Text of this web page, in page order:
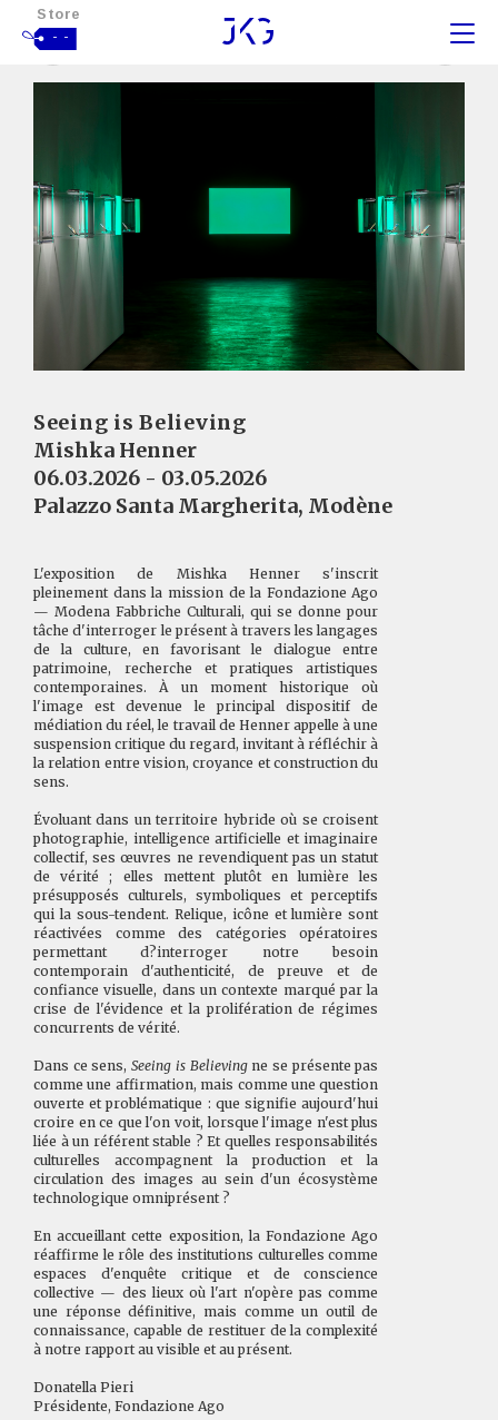
Store
- -
Seeing is Believing
Mishka Henner
06.03.2026 - 03.05.2026
Palazzo Santa Margherita, Modène
L'exposition de Mishka Henner s'inscrit
pleinement dans la mission de la Fondazione Ago
— Modena Fabbriche Culturali, qui se donne pour
tâche d'interroger le présent à travers les langages
de la culture, en favorisant le dialogue entre
patrimoine, recherche et pratiques artistiques
contemporaines. À un moment historique où
l'image est devenue le principal dispositif de
médiation du réel, le travail de Henner appelle à une
suspension critique du regard, invitant à réfléchir à
la relation entre vision, croyance et construction du
sens.
Évoluant dans un territoire hybride où se croisent
photographie, intelligence artificielle et imaginaire
collectif, ses œuvres ne revendiquent pas un statut
de vérité ; elles mettent plutôt en lumière les
présupposés culturels, symboliques et perceptifs
qui la sous-tendent. Relique, icône et lumière sont
réactivées comme des catégories opératoires
permettant d?interroger notre besoin
contemporain d'authenticité, de preuve et de
confiance visuelle, dans un contexte marqué par la
crise de l'évidence et la prolifération de régimes
concurrents de vérité.
Dans ce sens,Seeing is Believingne se présente pas
comme une affirmation, mais comme une question
ouverte et problématique : que signifie aujourd'hui
croire en ce que l'on voit, lorsque l'image n'est plus
liée à un référent stable ? Et quelles responsabilités
culturelles accompagnent la production et la
circulation des images au sein d'un écosystème
technologique omniprésent ?
En accueillant cette exposition, la Fondazione Ago
réaffirme le rôle des institutions culturelles comme
espaces d'enquête critique et de conscience
collective — des lieux où l'art n'opère pas comme
une réponse définitive, mais comme un outil de
connaissance, capable de restituer de la complexité
à notre rapport au visible et au présent.
Donatella Pieri
Présidente, Fondazione Ago